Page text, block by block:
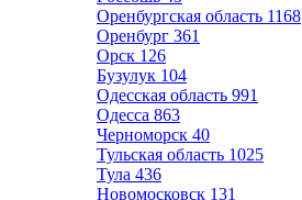
Оренбургская область 1168
Оренбург 361
Орск 126
Бузулук 104
Одесская область 991
Одесса 863
Черноморск 40
Тульская область 1025
Тула 436
Новомосковск 131